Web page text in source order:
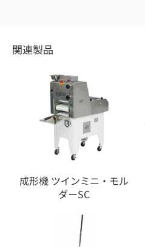
関連製品
成形機 ツインミニ・モル
ダーSC